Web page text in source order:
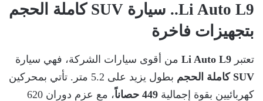
Li Auto L9.. سيارة SUV كاملة الحجم
بتجهيزات فاخرة
تعتبر Li Auto L9 من أقوى سيارات الشركة، فهي سيارة
SUV كاملة الحجم
بطول يزيد على 5.2 متر. تأتي بمحركين
كهربائيين بقوة إجمالية 449 حصاناً
، مع عزم دوران 620